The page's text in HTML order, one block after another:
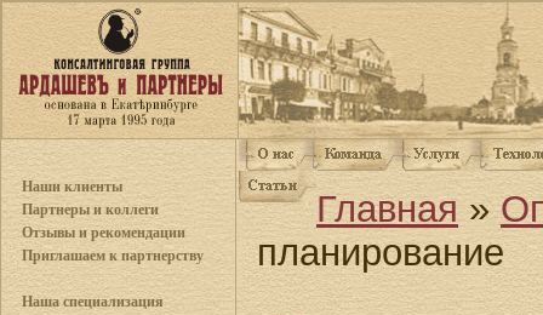
Наши клиенты
Партнеры и коллеги
Отзывы и рекомендации
Приглашаем к партнерству
Наша специализация
Главная»
планирование